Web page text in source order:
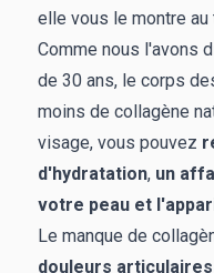
elle vous le montre
Comme nous l'avons
de 30 ans, le corps
moins de collagène
visage, vous pouvez
d'hydratation, un
votre peau et
Le manque de
douleurs articulaires